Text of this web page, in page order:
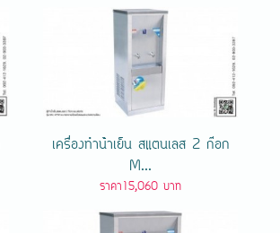
เครื่องทําน้ําเย็น สแตนเลส 2 ก๊อก
M...
ราคา15,060 บาท